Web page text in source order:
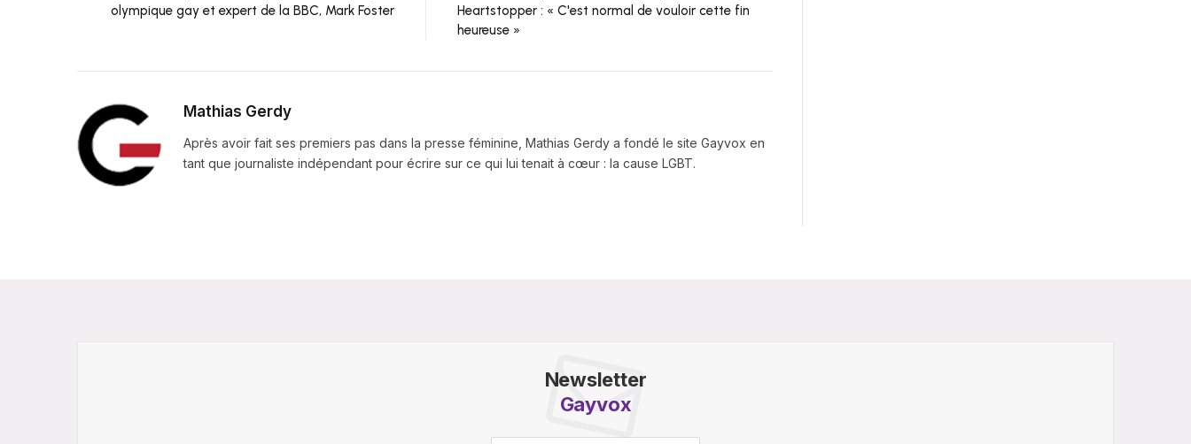
olympique gay et expert de la BBC, Mark Foster
Heartstopper : « C'est normal de vouloir cette fin
heureuse »
Mathias Gerdy
Après avoir fait ses premiers pas dans la presse féminine, Mathias Gerdy a fondé le site Gayvox en
tant que journaliste indépendant pour écrire sur ce qui lui tenait à cœur : la cause LGBT.
Newsletter
Gayvox